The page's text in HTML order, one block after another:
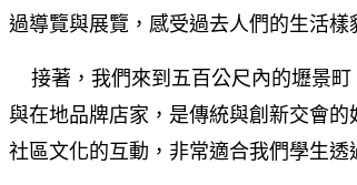
過導覽與展覽，感受過去人們的生活樣
接著，我們來到五百公尺內的壢景
與在地品牌店家，是傳統與創新交會
社區文化的互動，非常適合我們學生